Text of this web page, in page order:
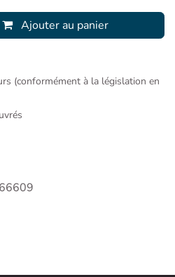
Ajouter au panier
(conformément à la législation en